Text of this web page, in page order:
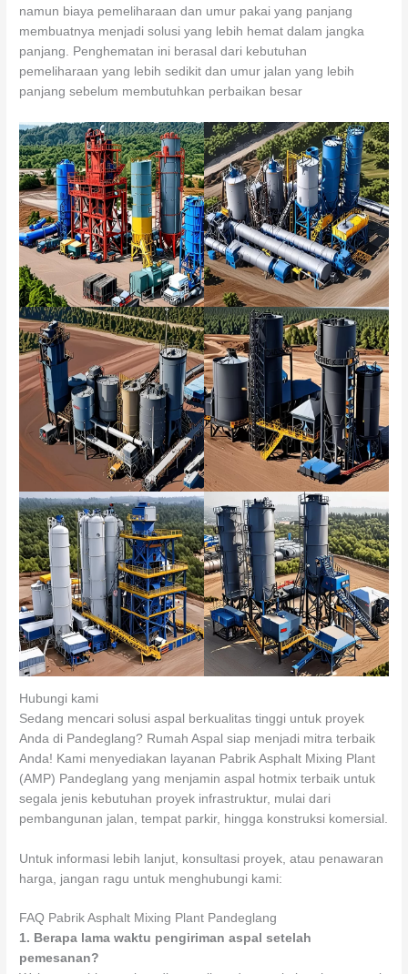
namun biaya pemeliharaan dan umur pakai yang panjang
membuatnya menjadi solusi yang lebih hemat dalam jangka
panjang. Penghematan ini berasal dari kebutuhan
pemeliharaan yang lebih sedikit dan umur jalan yang lebih
panjang sebelum membutuhkan perbaikan besar
Hubungi kami
Sedang mencari solusi aspal berkualitas tinggi untuk proyek
Anda di Pandeglang? Rumah Aspal siap menjadi mitra terbaik
Anda! Kami menyediakan layanan Pabrik Asphalt Mixing Plant
(AMP) Pandeglang yang menjamin aspal hotmix terbaik untuk
segala jenis kebutuhan proyek infrastruktur, mulai dari
pembangunan jalan, tempat parkir, hingga konstruksi komersial.
Untuk informasi lebih lanjut, konsultasi proyek, atau penawaran
harga, jangan ragu untuk menghubungi kami:
FAQ Pabrik Asphalt Mixing Plant Pandeglang
1. Berapa lama waktu pengiriman aspal setelah
pemesanan?